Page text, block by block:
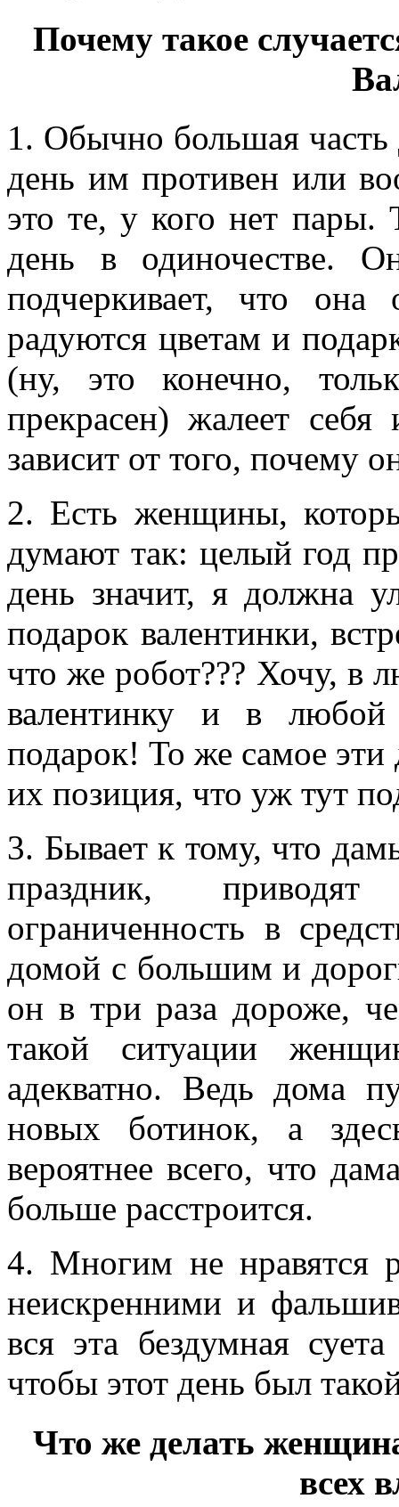
Почему такое
1. Обычно большая часть
день им противен или
это те, у кого нет пары.
день в одиночестве.
подчеркивает, что
радуются цветам и
(ну, это конечно,
прекрасен) жалеет
зависит от того, почему
2. Есть женщины,
думают так: целый год
день значит, я должна
подарок валентинки,
что же робот??? Хочу, в
валентинку и в
подарок! То же самое
их позиция, что уж тут
3. Бывает к тому, что
праздник,
ограниченность в
домой с большим и
он в три раза дороже,
такой ситуации
адекватно. Ведь дома
новых ботинок, а
вероятнее всего, что
больше расстроится.
4. Многим не нравятся
неискренними и
вся эта бездумная
чтобы этот день был
Что же делать
всех